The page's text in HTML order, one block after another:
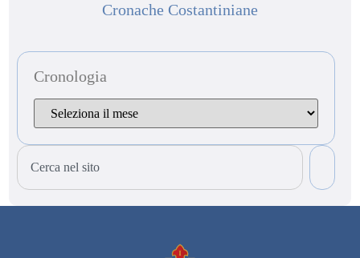
Cronache Costantiniane
Cronologia